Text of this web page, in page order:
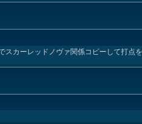
スカーレッドノヴァ関係コピーして打点